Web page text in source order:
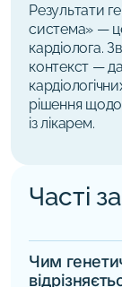
Результати
система» — це
кардіолога.
контекст —
рішення
із лікарем.
Часті
Чим